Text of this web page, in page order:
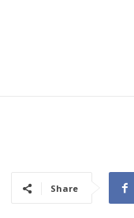
Share